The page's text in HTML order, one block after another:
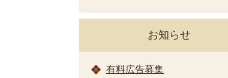
お知らせ
有料広告募集